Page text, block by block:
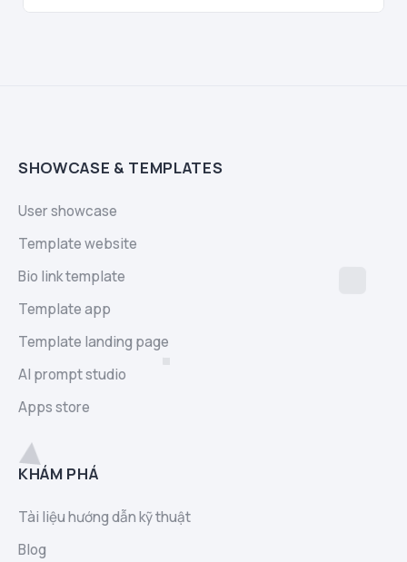
SHOWCASE & TEMPLATES
User showcase
Template website
Bio link template
Template app
Template landing page
AI prompt studio
Apps store
KHÁM PHÁ
Tài liệu hướng dẫn kỹ thuật
Blog